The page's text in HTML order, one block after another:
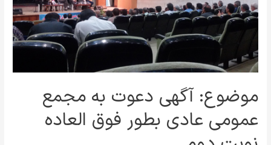
موضوع: آگهی دعوت به مجمع
عمومی عادی بطور فوق العاده